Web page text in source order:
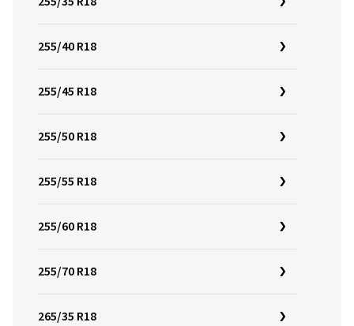
255/40 R18
255/45 R18
255/50 R18
255/55 R18
255/60 R18
255/70 R18
265/35 R18